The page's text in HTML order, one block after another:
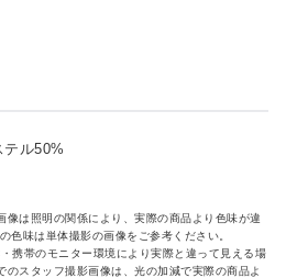
ル50%
は照明の関係により、実際の商品より色味が違
色味は単体撮影の画像をご参考ください。
携帯のモニター環境により実際と違って見える場
スタッフ撮影画像は、光の加減で実際の商品よ